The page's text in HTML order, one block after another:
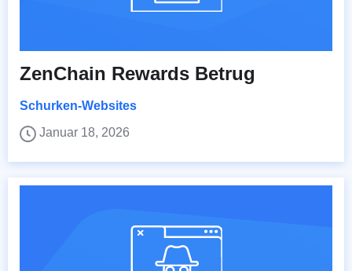
ZenChain Rewards Betrug
Schurken-Websites
Januar 18, 2026